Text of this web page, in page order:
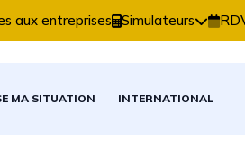
comptables, fiscales et
aux entreprises Simulateurs
MA SITUATION INTERNATIONAL